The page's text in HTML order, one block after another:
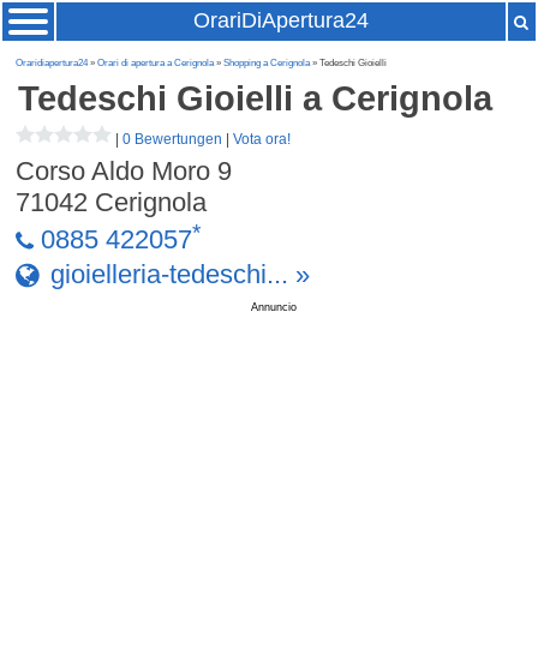
OrariDiApertura24
Oraridiapertura24»Orari di apertura a Cerignola»Shopping a Cerignola» Tedeschi Gioielli
Tedeschi Gioielli a Cerignola
|0 Bewertungen |Vota ora!
Corso Aldo Moro 9
71042 Cerignola
0885 422057*
gioielleria-tedeschi... »
Annuncio